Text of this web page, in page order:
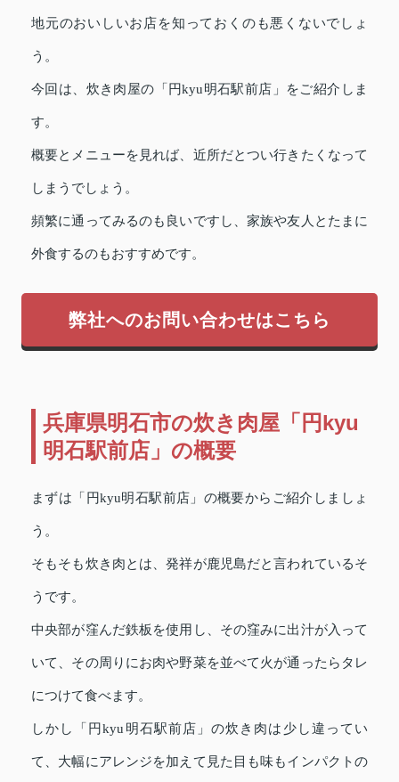
地元のおいしいお店を知っておくのも悪くないでしょ
う。
今回は、炊き肉屋の「円kyu明石駅前店」をご紹介しま
す。
概要とメニューを見れば、近所だとつい行きたくなって
しまうでしょう。
頻繁に通ってみるのも良いですし、家族や友人とたまに
外食するのもおすすめです。
弊社へのお問い合わせはこちら
兵庫県明石市の炊き肉屋「円kyu
明石駅前店」の概要
まずは「円kyu明石駅前店」の概要からご紹介しましょ
う。
そもそも炊き肉とは、発祥が鹿児島だと言われているそ
うです。
中央部が窪んだ鉄板を使用し、その窪みに出汁が入って
いて、その周りにお肉や野菜を並べて火が通ったらタレ
につけて食べます。
しかし「円kyu明石駅前店」の炊き肉は少し違ってい
て、大幅にアレンジを加えて見た目も味もインパクトの